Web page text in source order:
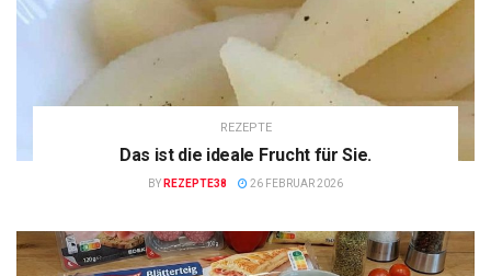
REZEPTE
Das ist die ideale Frucht für Sie.
BY REZEPTE38 26 FEBRUAR 2026